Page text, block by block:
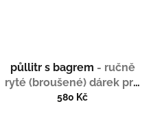
půllitr s bagrem - ručně
ryté (broušené) dárek pro
bagristu s vaším jménem
580 Kč